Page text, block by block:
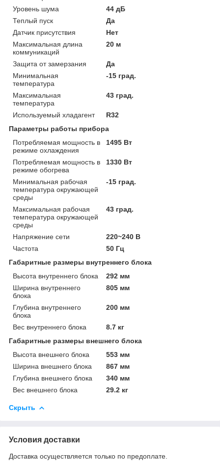
Уровень шума
44 дБ
Теплый пуск
Да
Датчик присутствия
Нет
Максимальная длина
коммуникаций
20 м
Защита от замерзания
Да
Минимальная
температура
-15 град.
Максимальная
температура
43 град.
Используемый хладагент
R32
Параметры работы прибора
Потребляемая мощность в
режиме охлаждения
1495 Вт
Потребляемая мощность в
режиме обогрева
1330 Вт
Минимальная рабочая
температура окружающей
среды
-15 град.
Максимальная рабочая
температура окружающей
среды
43 град.
Напряжение сети
220~240 В
Частота
50 Гц
Габаритные размеры внутреннего блока
Высота внутреннего блока
292 мм
Ширина внутреннего
блока
805 мм
Глубина внутреннего
блока
200 мм
Вес внутреннего блока
8.7 кг
Габаритные размеры внешнего блока
Высота внешнего блока
553 мм
Ширина внешнего блока
867 мм
Глубина внешнего блока
340 мм
Вес внешнего блока
29.2 кг
Скрыть
Условия доставки
Доставка осуществляется только по предоплате.